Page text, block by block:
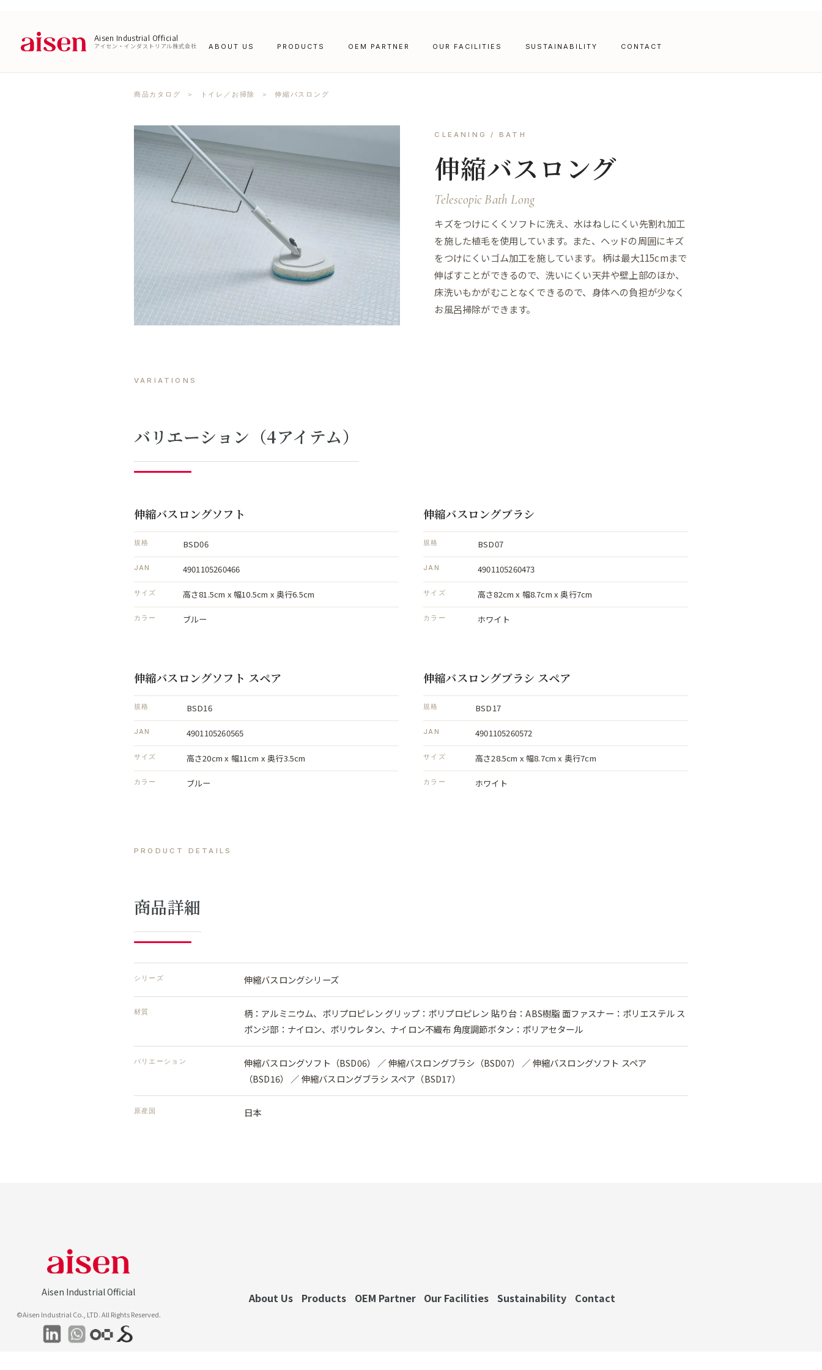
Aisen Industrial Official
アイセン・インダストリアル株式会社 ABOUT US PRODUCTS OEM PARTNER OUR FACILITIES SUSTAINABILITY CONTACT
商品カタログ ＞ トイレ／お掃除 ＞ 伸縮バスロング
CLEANING / BATH
伸縮バスロング
Telescopic Bath Long
キズをつけにくくソフトに洗え、水はねしにくい先割れ加工
を施した植毛を使用しています。また、ヘッドの周囲にキズ
をつけにくいゴム加工を施しています。 柄は最大115cmまで
伸ばすことができるので、洗いにくい天井や壁上部のほか、
床洗いもかがむことなくできるので、身体への負担が少なく
お風呂掃除ができます。
VARIATIONS
バリエーション（4アイテム）
伸縮バスロングソフト
規格 BSD06
JAN 4901105260466
サイズ 高さ81.5cm x 幅10.5cm x 奥行6.5cm
カラー ブルー
伸縮バスロングブラシ
規格 BSD07
JAN 4901105260473
サイズ 高さ82cm x 幅8.7cm x 奥行7cm
カラー ホワイト
伸縮バスロングソフト スペア
規格 BSD16
JAN 4901105260565
サイズ 高さ20cm x 幅11cm x 奥行3.5cm
カラー ブルー
伸縮バスロングブラシ スペア
規格 BSD17
JAN 4901105260572
サイズ 高さ28.5cm x 幅8.7cm x 奥行7cm
カラー ホワイト
PRODUCT DETAILS
商品詳細
シリーズ 伸縮バスロングシリーズ
材質
柄：アルミニウム、ポリプロピレン グリップ：ポリプロピレン 貼り台：ABS樹脂 面ファスナー：ポリエステル ス
ポンジ部：ナイロン、ポリウレタン、ナイロン不織布 角度調節ボタン：ポリアセタール
バリエーション
伸縮バスロングソフト（BSD06） ／ 伸縮バスロングブラシ（BSD07） ／ 伸縮バスロングソフト スペア
（BSD16） ／ 伸縮バスロングブラシ スペア（BSD17）
原産国 日本
Aisen Industrial Official
©Aisen Industrial Co., LTD. All Rights Reserved.
About Us Products OEM Partner Our Facilities Sustainability Contact